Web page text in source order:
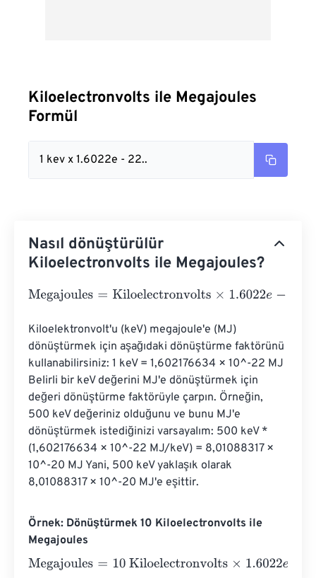
Kiloelectronvolts ile Megajoules
Formül
1 kev x 1.6022e - 22..
Nasıl dönüştürülür
Kiloelectronvolts ile Megajoules?
Megajoules= Kiloelectronvolts×1.6022e -22
Kiloelektronvolt'u (keV) megajoule'e (MJ)
dönüştürmek için aşağıdaki dönüştürme faktörünü
kullanabilirsiniz: 1 keV = 1,602176634 × 10^-22 MJ
Belirli bir keV değerini MJ'e dönüştürmek için
değeri dönüştürme faktörüyle çarpın. Örneğin,
500 keV değeriniz olduğunu ve bunu MJ'e
dönüştürmek istediğinizi varsayalım: 500 keV *
(1,602176634 × 10^-22 MJ/keV) = 8,01088317 ×
10^-20 MJ Yani, 500 keV yaklaşık olarak
8,01088317 × 10^-20 MJ'e eşittir.
Örnek: Dönüştürmek 10 Kiloelectronvolts ile
Megajoules
Megajoules= 10 Kiloelectronvolts×1.6022e 22=0